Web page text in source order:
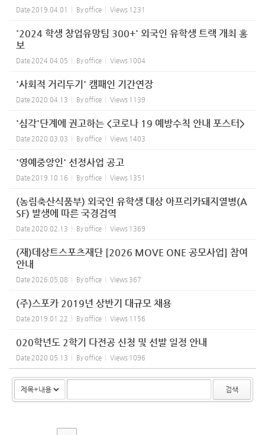
Date 2019.04.01 Byoffice Views 1231
'2024 학생 창업유망팀 300+' 외국인 유학생 트랙 개최 홍
보
Date 2024.04.05 Byoffice Views 1004
'사회적 거리두기' 캠패인 기간연장
Date 2020.04.13 Byoffice Views 1139
'심각'단계에 권고하는 <코로나 19 예방수칙 안내 포스터>
Date 2020.03.03 Byoffice Views 1403
'영예중앙인' 선정사업 공고
Date 2019.10.16 Byoffice Views 1351
(농림축산식품부) 외국인 유학생 대상 아프리카돼지열병(A
SF) 발생에 따른 국경검역
Date 2020.02.13 Byoffice Views 1369
(재)데상트스포츠재단 [2026 MOVE ONE 공모사업] 참여
안내
Date 2026.05.08 Byoffice Views 367
(주)스포카 2019년 상반기 대규모 채용
Date 2019.01.22 Byoffice Views 1156
020학년도 2학기 다전공 신청 및 선발 일정 안내
Date 2020.05.13 Byoffice Views 1096
검색